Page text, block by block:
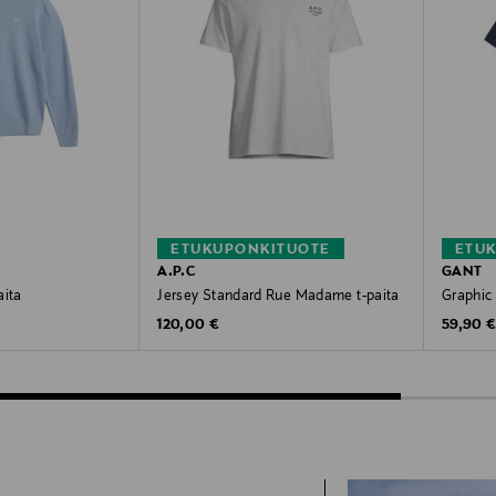
ETUKUPONKITUOTE
A.P.C
Jersey Standard Rue Madame t-paita
Original Price
120,00 €
GANT
Original
59,90 €